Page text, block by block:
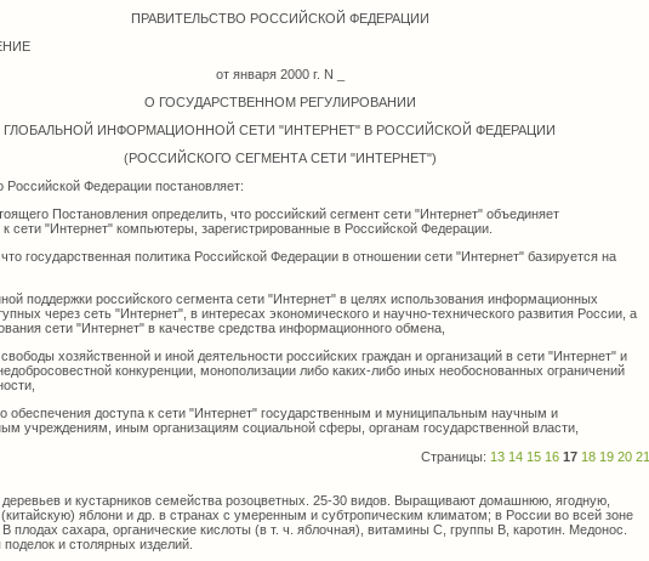
ПРАВИТЕЛЬСТВО РОССИЙСКОЙ ФЕДЕРАЦИИ
от января 2000 г. N _
О ГОСУДАРСТВЕННОМ РЕГУЛИРОВАНИИ
ГЛОБАЛЬНОЙ ИНФОРМАЦИОННОЙ СЕТИ "ИНТЕРНЕТ" В РОССИЙСКОЙ ФЕДЕРАЦИИ
(РОССИЙСКОГО СЕГМЕНТА СЕТИ "ИНТЕРНЕТ")
Российской Федерации постановляет:
Постановления определить, что российский сегмент сети "Интернет" объединяет
сети "Интернет" компьютеры, зарегистрированные в Российской Федерации.
государственная политика Российской Федерации в отношении сети "Интернет" базируется на
поддержки российского сегмента сети "Интернет" в целях использования информационных
через сеть "Интернет", в интересах экономического и научно-технического развития России, а
сети "Интернет" в качестве средства информационного обмена,
хозяйственной и иной деятельности российских граждан и организаций в сети "Интернет" и
конкуренции, монополизации либо каких-либо иных необоснованных ограничений
обеспечения доступа к сети "Интернет" государственным и муниципальным научным и
учреждениям, иным организациям социальной сферы, органам государственной власти,
Страницы: 13 14 15 16 17 18 19 20 21
и кустарников семейства розоцветных. 25-30 видов. Выращивают домашнюю, ягодную,
яблони и др. в странах с умеренным и субтропическим климатом; в России во всей зоне
плодах сахара, органические кислоты (в т. ч. яблочная), витамины С, группы В, каротин. Медонос.
и столярных изделий.